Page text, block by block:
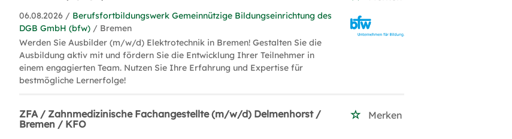
06.08.2026 / Berufsfortbildungswerk Gemeinnützige Bildungseinrichtung des
DGB GmbH (bfw) / Bremen
Werden Sie Ausbilder (m/w/d) Elektrotechnik in Bremen! Gestalten Sie die
Ausbildung aktiv mit und fördern Sie die Entwicklung Ihrer Teilnehmer in
einem engagierten Team. Nutzen Sie Ihre Erfahrung und Expertise für
bestmögliche Lernerfolge!
ZFA / Zahnmedizinische Fachangestellte (m/w/d) Delmenhorst /
Bremen / KFO
Merken